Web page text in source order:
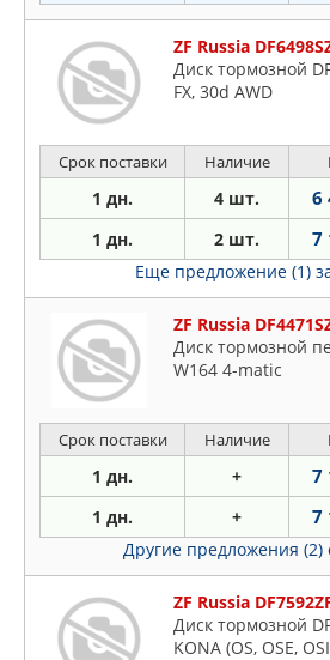
ZF Russia
Диск тормозной
FX, 30d AWD
Срок поставки Наличие
1 дн. 4 шт. 6
1 дн. 2 шт. 7
Еще предложение (1)
ZF Russia
Диск тормозной
W164 4-matic
Срок поставки Наличие
1 дн. + 7
1 дн. + 7
Другие предложения (2)
ZF Russia
Диск тормозной
KONA (OS, OSE,